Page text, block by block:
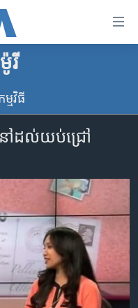
រី
មវិធី​
ៅ​ដល់​យប់​ជ្រៅ
available